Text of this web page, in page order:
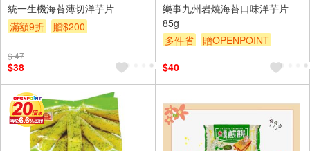
統一生機海苔薄切洋芋片
滿額9折
贈$200
$ 47
$38
樂事九州岩燒海苔口味洋芋片
85g
多件省
贈OPENPOINT
$40